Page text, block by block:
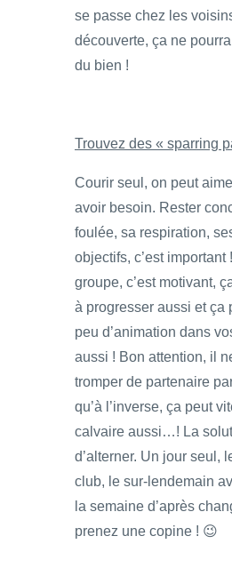
se passe chez les
découverte, ça ne
du bien !
Trouvez des « sparring
Courir seul, on peut
avoir besoin. Rester
foulée, sa respiration,
objectifs, c’est important
groupe, c’est motivant,
à progresser aussi et ça
peu d’animation dans
aussi ! Bon attention, il
tromper de partenaire
qu’à l’inverse, ça peut
calvaire aussi…! La
d’alterner. Un jour seul,
club, le sur-lendemain
la semaine d’après
prenez une copine ! 😉